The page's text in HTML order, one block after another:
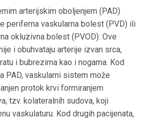
arterijskim oboljenjem (PAD)
periferna vaskularna bolest (PVD) ili
okluzivna bolest (PVOD). Ove
i obuhvataju arterije izvan srca,
i bubrezima kao i nogama. Kod
PAD, vaskularni sistem može
protok krvi formiranjem
tzv. kolateralnih sudova, koji
vaskulaturu. Kod drugih pacijenata,